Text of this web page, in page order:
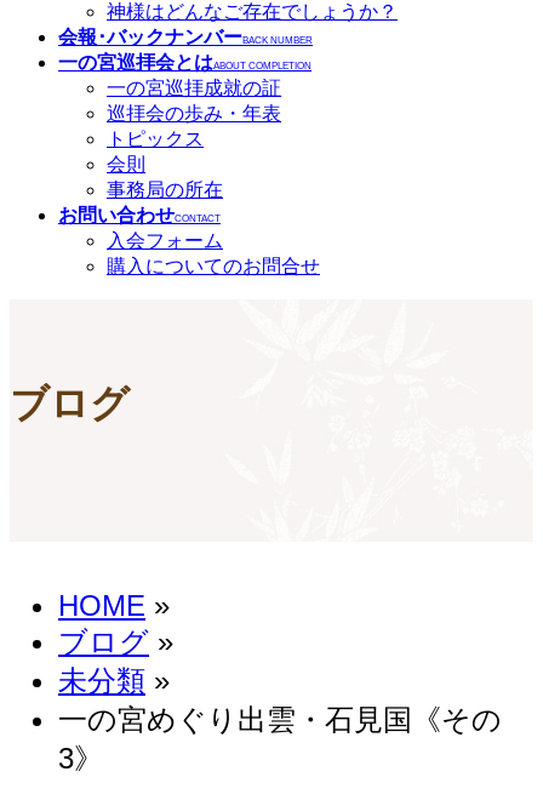
神様はどんなご存在でしょうか？
会報･バックナンバーBACK NUMBER
一の宮巡拝会とはABOUT COMPLETION
一の宮巡拝成就の証
巡拝会の歩み・年表
トピックス
会則
事務局の所在
お問い合わせCONTACT
入会フォーム
購入についてのお問合せ
ブログ
HOME »
ブログ »
未分類 »
一の宮めぐり出雲・石見国《その
3》